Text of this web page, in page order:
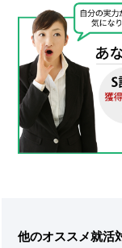
他のオススメ就活